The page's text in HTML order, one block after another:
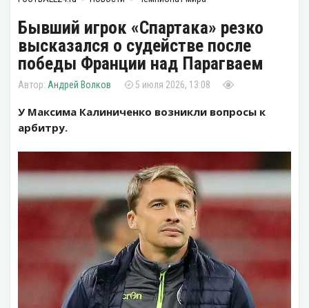
Бывший игрок «Спартака» резко
высказался о судействе после
победы Франции над Парагваем
Андрей Волков 5 июля 2026, 13:08
У Максима Калиниченко возникли вопросы к
арбитру.